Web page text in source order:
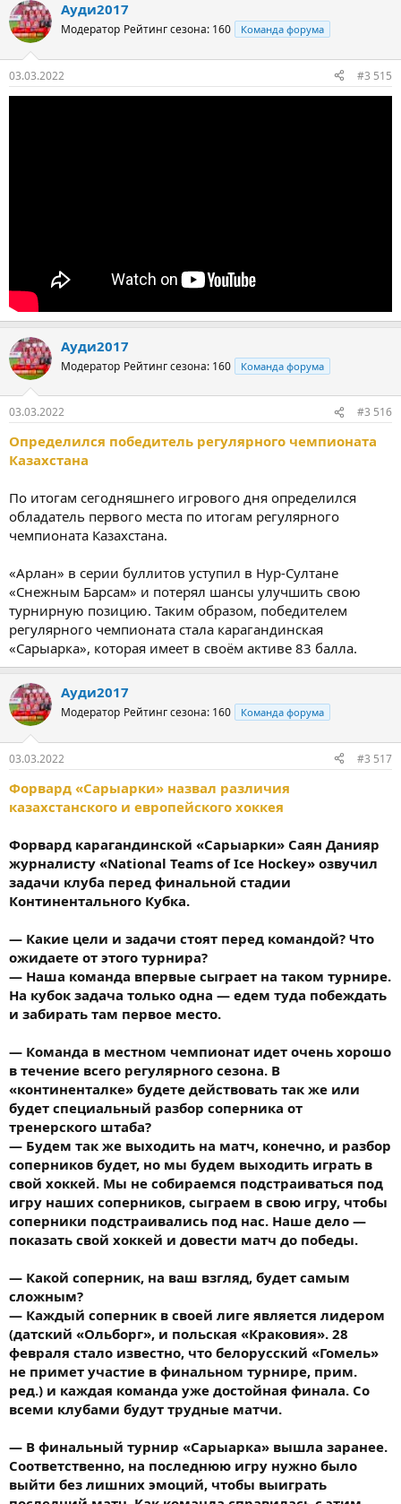
Ауди2017
Модератор Рейтинг сезона: 160 Команда форума
03.03.2022 #3 515
Ауди2017
Модератор Рейтинг сезона: 160 Команда форума
03.03.2022 #3 516
Определился победитель регулярного чемпионата
Казахстана
По итогам сегодняшнего игрового дня определился
обладатель первого места по итогам регулярного
чемпионата Казахстана.
«Арлан» в серии буллитов уступил в Нур-Султане
«Снежным Барсам» и потерял шансы улучшить свою
турнирную позицию. Таким образом, победителем
регулярного чемпионата стала карагандинская
«Сарыарка», которая имеет в своём активе 83 балла.
Ауди2017
Модератор Рейтинг сезона: 160 Команда форума
03.03.2022 #3 517
Форвард «Сарыарки» назвал различия
казахстанского и европейского хоккея
Форвард карагандинской «Сарыарки» Саян Данияр
журналисту «National Teams of Ice Hockey» озвучил
задачи клуба перед финальной стадии
Континентального Кубка.
— Какие цели и задачи стоят перед командой? Что
ожидаете от этого турнира?
— Наша команда впервые сыграет на таком турнире.
На кубок задача только одна — едем туда побеждать
и забирать там первое место.
— Команда в местном чемпионат идет очень хорошо
в течение всего регулярного сезона. В
«континенталке» будете действовать так же или
будет специальный разбор соперника от
тренерского штаба?
— Будем так же выходить на матч, конечно, и разбор
соперников будет, но мы будем выходить играть в
свой хоккей. Мы не собираемся подстраиваться под
игру наших соперников, сыграем в свою игру, чтобы
соперники подстраивались под нас. Наше дело —
показать свой хоккей и довести матч до победы.
— Какой соперник, на ваш взгляд, будет самым
сложным?
— Каждый соперник в своей лиге является лидером
(датский «Ольборг», и польская «Краковия». 28
февраля стало известно, что белорусский «Гомель»
не примет участие в финальном турнире, прим.
ред.) и каждая команда уже достойная финала. Со
всеми клубами будут трудные матчи.
— В финальный турнир «Сарыарка» вышла заранее.
Соответственно, на последнюю игру нужно было
выйти без лишних эмоций, чтобы выиграть